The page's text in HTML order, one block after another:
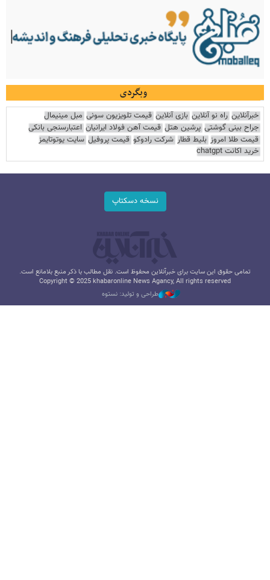
وبگردی
خبرآنلاین راه نو آنلاین بازی آنلاین قیمت تلویزیون سونی مبل مینیمال
جراح بینی گوشتی پرشین هتل قیمت آهن فولاد ایرانیان اعتبارسنجی بانکی
قیمت طلا امروز بلیط قطار شرکت رادوکو قیمت پروفیل سایت یوتوتایمز
خرید اکانت chatgpt
نسخه دسکتاپ
تمامی حقوق این سایت برای خبرآنلاین محفوظ است. نقل مطالب با ذکر منبع بلامانع است.
Copyright © 2025 khabaronline News Agancy, All rights reserved
طراحی و تولید: نستوه